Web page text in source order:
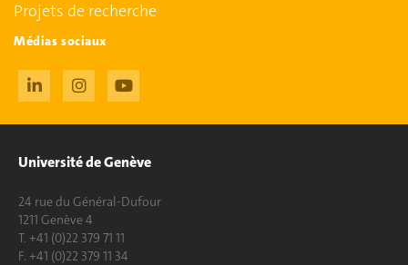
Projets de recherche
Médias sociaux
Université de Genève
24 rue du Général-Dufour
1211 Genève 4
T. +41 (0)22 379 71 11
F. +41 (0)22 379 11 34